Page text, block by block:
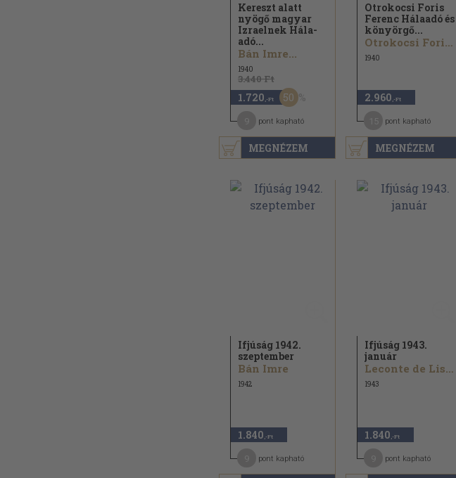
MEGNÉZEM
Kereszt alatt
nyögő magyar
Izraelnek Hála-
adó...
Bán Imre...
1940
3.440 Ft
1.720 ,-Ft 50
pont kapható
MEGNÉZEM
Otrokocsi Foris
Ferenc Hálaadó és
könyörgő...
Otrokocsi Foris Ferenc...
1940
2.960 ,-Ft
pont kapható
Ifjúság 1942.
szeptember
Bán Imre
1942
1.840 ,-Ft
pont kapható
Ifjúság 1943.
január
Leconte de Lisle
1943
1.840 ,-Ft
pont kapható